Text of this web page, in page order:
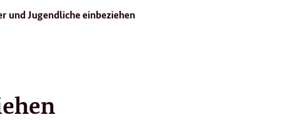
und Jugendliche einbeziehen